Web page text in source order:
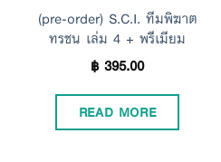
(pre-order) S.C.I. ทีมพิฆาต
ทรชน เล่ม 4 + พรีเมียม
฿395.00
READ MORE